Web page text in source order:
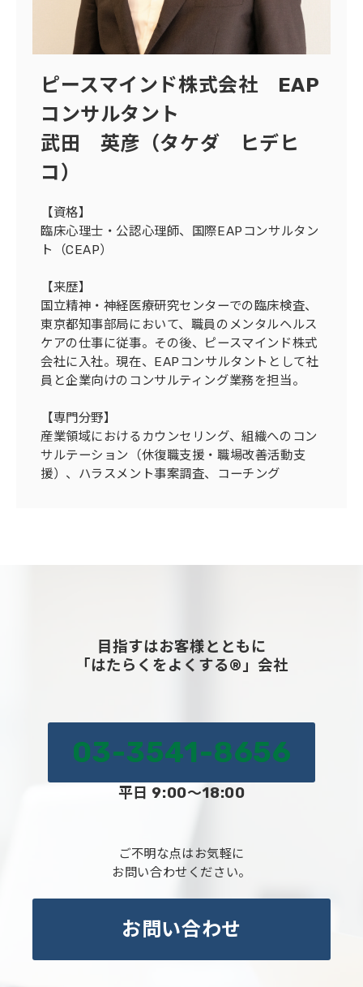
ピースマインド株式会社 EAP
コンサルタント
武田 英彦（タケダ ヒデヒ
コ）
【資格】
臨床心理士・公認心理師、国際EAPコンサルタン
ト（CEAP）
【来歴】
国立精神・神経医療研究センターでの臨床検査、
東京都知事部局において、職員のメンタルヘルス
ケアの仕事に従事。その後、ピースマインド株式
会社に入社。現在、EAPコンサルタントとして社
員と企業向けのコンサルティング業務を担当。
【専門分野】
産業領域におけるカウンセリング、組織へのコン
サルテーション（休復職支援・職場改善活動支
援）、ハラスメント事案調査、コーチング
目指すはお客様とともに
「はたらくをよくする®」会社
03-3541-8656
平日 9:00～18:00
ご不明な点はお気軽に
お問い合わせください。
お問い合わせ